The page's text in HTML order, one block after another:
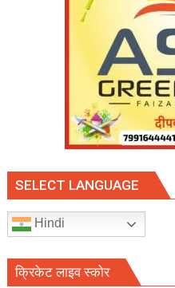
SELECT LANGUAGE
Hindi
क्रिकेट लाइव स्कोर